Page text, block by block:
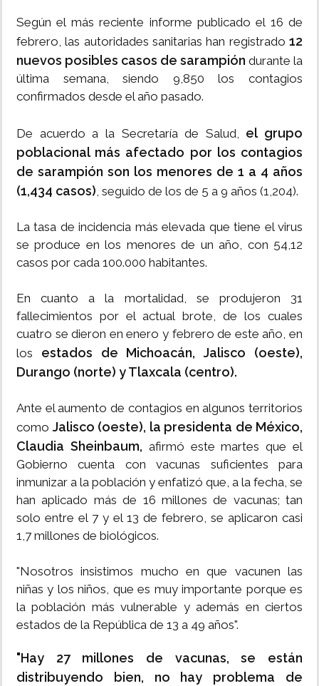
Según el más reciente informe publicado el 16 de
febrero, las autoridades sanitarias han registrado 12
nuevos posibles casos de sarampión durante la
última semana, siendo 9,850 los contagios
confirmados desde el año pasado.
De acuerdo a la Secretaría de Salud, el grupo
poblacional más afectado por los contagios
de sarampión son los menores de 1 a 4 años
(1,434 casos), seguido de los de 5 a 9 años (1,204).
La tasa de incidencia más elevada que tiene el virus
se produce en los menores de un año, con 54,12
casos por cada 100.000 habitantes.
En cuanto a la mortalidad, se produjeron 31
fallecimientos por el actual brote, de los cuales
cuatro se dieron en enero y febrero de este año, en
los estados de Michoacán, Jalisco (oeste),
Durango (norte) y Tlaxcala (centro).
Ante el aumento de contagios en algunos territorios
como Jalisco (oeste), la presidenta de México,
Claudia Sheinbaum, afirmó este martes que el
Gobierno cuenta con vacunas suficientes para
inmunizar a la población y enfatizó que, a la fecha, se
han aplicado más de 16 millones de vacunas; tan
solo entre el 7 y el 13 de febrero, se aplicaron casi
1,7 millones de biológicos.
"Nosotros insistimos mucho en que vacunen las
niñas y los niños, que es muy importante porque es
la población más vulnerable y además en ciertos
estados de la República de 13 a 49 años".
"Hay 27 millones de vacunas, se están
distribuyendo bien, no hay problema de